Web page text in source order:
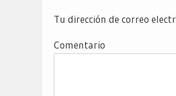
Tu dirección de correo
Comentario